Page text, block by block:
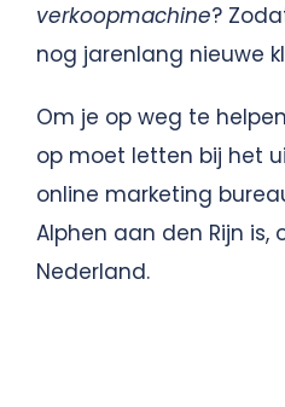
verkoopmachine?
nog jarenlang nieuwe
Om je op weg te
op moet letten bij het
online marketing
Alphen aan den Rijn is,
Nederland.